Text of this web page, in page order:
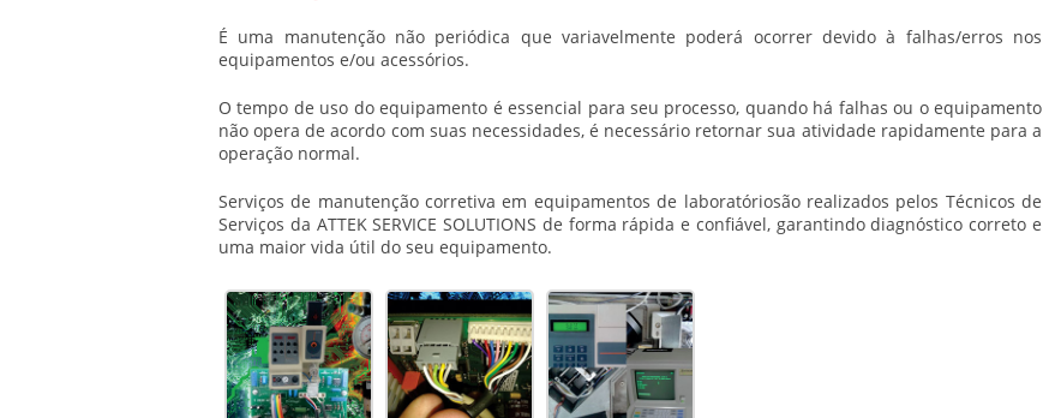
É uma manutenção não periódica que variavelmente poderá ocorrer devido à falhas/erros nos
equipamentos e/ou acessórios.
O tempo de uso do equipamento é essencial para seu processo, quando há falhas ou o equipamento
não opera de acordo com suas necessidades, é necessário retornar sua atividade rapidamente para a
operação normal.
Serviços de manutenção corretiva em equipamentos de laboratóriosão realizados pelos Técnicos de
Serviços da ATTEK SERVICE SOLUTIONS de forma rápida e confiável, garantindo diagnóstico correto e
uma maior vida útil do seu equipamento.